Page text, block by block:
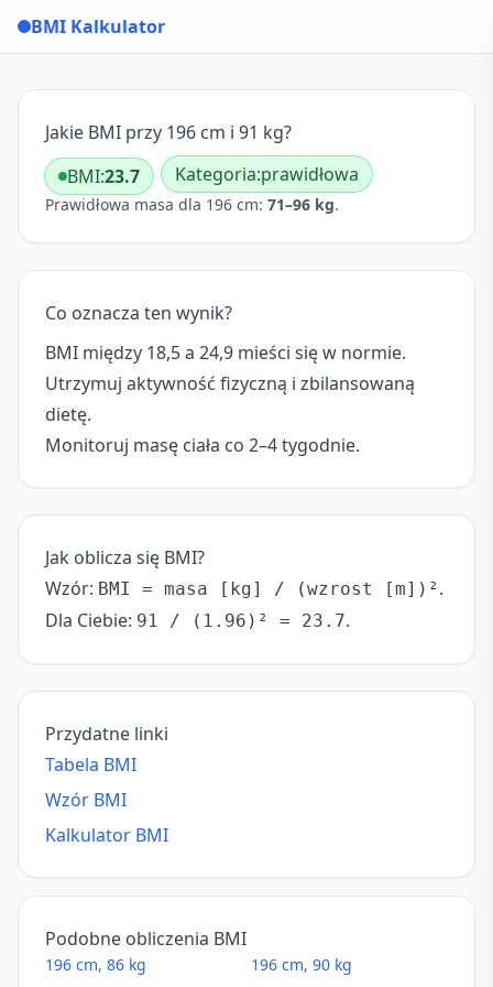
BMI Kalkulator
Jakie BMI przy 196 cm i 91 kg?
BMI:23.7 Kategoria:prawidłowa
Prawidłowa masa dla 196 cm: 71–96 kg.
Co oznacza ten wynik?
BMI między 18,5 a 24,9 mieści się w normie.
Utrzymuj aktywność fizyczną i zbilansowaną
dietę.
Monitoruj masę ciała co 2–4 tygodnie.
Jak oblicza się BMI?
Wzór: BMI = masa [kg] / (wzrost [m])² .
Dla Ciebie: 91 / (1.96)² = 23.7.
Przydatne linki
Tabela BMI
Wzór BMI
Kalkulator BMI
Podobne obliczenia BMI
196 cm, 86 kg
196 cm, 90 kg